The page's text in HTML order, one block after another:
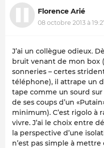
Florence Arié
08 octobre 2013 à
J’ai un collègue odieux.
bruit venant de mon box
sonneries – certes
téléphone), il attrape un
tape comme un sourd
de ses coups d’un
minimum). C’est rigolo à
vivre. J’ai le choix entre
la perspective d’une
n’est pas simple à